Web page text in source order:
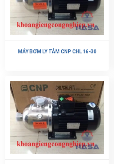
MÁY BƠM LY TÂM CNP CHL 16-30